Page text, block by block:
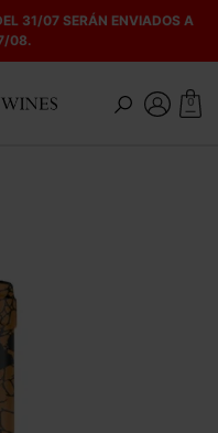
31/07 SERÁN ENVIADOS A
08.
0